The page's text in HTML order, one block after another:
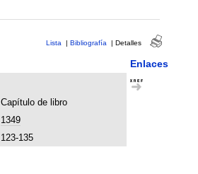
Lista | Bibliografía | Detalles
Enlaces
Capítulo de libro
1349
123-135